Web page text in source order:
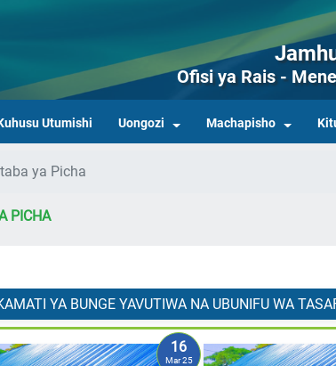
Ofisi ya Rais -
Utumishi Uongozi Machapisho
ya Picha
PICHA
YA BUNGE YAVUTIWA NA UBUNIFU WA
16
Mar 25